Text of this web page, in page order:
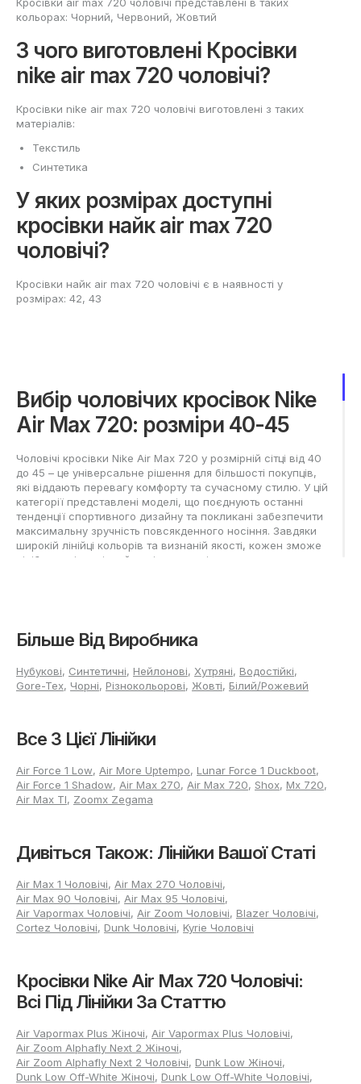
Кросівки air max 720 чоловічі представлені в таких
кольорах: Чорний, Червоний, Жовтий
З чого виготовлені Кросівки
nike air max 720 чоловічі?
Кросівки nike air max 720 чоловічі виготовлені з таких
матеріалів:
Текстиль
Синтетика
У яких розмірах доступні
кросівки найк air max 720
чоловічі?
Кросівки найк air max 720 чоловічі є в наявності у
розмірах: 42, 43
Вибір чоловічих кросівок Nike
Air Max 720: розміри 40-45
Чоловічі кросівки Nike Air Max 720 у розмірній сітці від 40
до 45 – це універсальне рішення для більшості покупців,
які віддають перевагу комфорту та сучасному стилю. У цій
категорії представлені моделі, що поєднують останні
тенденції спортивного дизайну та покликані забезпечити
максимальну зручність повсякденного носіння. Завдяки
широкій лінійці кольорів та визнаній якості, кожен зможе
підібрати відповідний варіант для міста, прогулянок та
для чоловіків у розмірі 40-45?
Найкращий спосіб вибрати кросівки Nike Air Max 720 - це
замір ступні у вечірній час, коли нога має максимальний
об'єм, а потім орієнтуватися на отримане значення при
типу активності. Жорсткі варіанти вимагають точного
невелике розширення в області ширини. Текстильні
матеріали та синтетика забезпечують фіксовану форму,
тому підбір розміру має бути максимально точним,
Max 720 розміру 40–45 у
нашому інтернет-магазині
У нашому онлайн-каталозі Nike Air Max 720 для чоловіків
представлені актуальні моделі 40-45 розмірів на кращих
умовах. Покупці одержують:
Асортименти від відомих виробників зі свіжими
колекціями;
Оперативна поява новинок та регулярне оновлення
Більше Від Виробника
Нубукові, Синтетичні, Нейлонові, Хутряні, Водостійкі,
Gore-Tex, Чорні, Різнокольорові, Жовті, Білий/Рожевий
Все З Цієї Лінійки
Air Force 1 Low, Air More Uptempo, Lunar Force 1 Duckboot,
Air Force 1 Shadow, Air Max 270, Air Max 720, Shox, Mx 720,
Air Max Tl, Zoomx Zegama
Дивіться Також: Лінійки Вашої Статі
Air Max 1 Чоловічі, Air Max 270 Чоловічі,
Air Max 90 Чоловічі, Air Max 95 Чоловічі,
Air Vapormax Чоловічі, Air Zoom Чоловічі, Blazer Чоловічі,
Cortez Чоловічі, Dunk Чоловічі, Kyrie Чоловічі
Кросівки Nike Air Max 720 Чоловічі:
Всі Пiд Лінійки За Статтю
Air Vapormax Plus Жіночі, Air Vapormax Plus Чоловічі,
Air Zoom Alphafly Next 2 Жіночі,
Air Zoom Alphafly Next 2 Чоловічі, Dunk Low Жіночі,
Dunk Low Off-White Жіночі, Dunk Low Off-White Чоловічі,